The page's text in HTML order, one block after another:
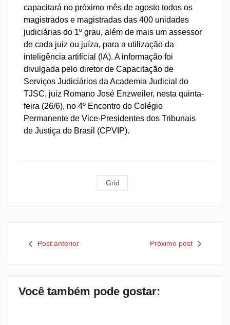
capacitará no próximo mês de agosto todos os
magistrados e magistradas das 400 unidades
judiciárias do 1º grau, além de mais um assessor
de cada juiz ou juíza, para a utilização da
inteligência artificial (IA). A informação foi
divulgada pelo diretor de Capacitação de
Serviços Judiciários da Academia Judicial do
TJSC, juiz Romano José Enzweiler, nesta quinta-
feira (26/6), no 4º Encontro do Colégio
Permanente de Vice-Presidentes dos Tribunais
de Justiça do Brasil (CPVIP).
Grid
Post anterior Próximo post
Você também pode gostar: